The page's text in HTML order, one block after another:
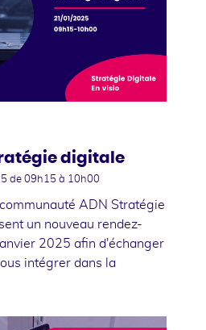
digitale
de 09h15 à 10h00
ADN Stratégie
un nouveau rendez-
2025 afin d'échanger
intégrer dans la